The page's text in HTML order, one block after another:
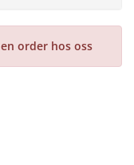
order hos oss